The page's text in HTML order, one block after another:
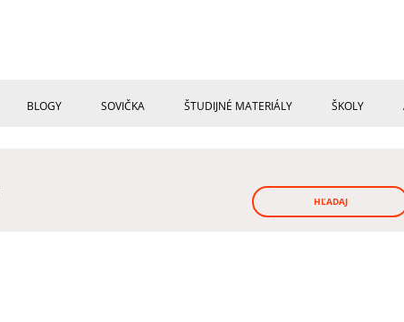
BLOGY SOVIČKA ŠTUDIJNÉ MATERIÁLY ŠKOLY
HĽADAJ